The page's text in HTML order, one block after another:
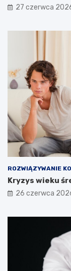
27 czerwca
ROZWIĄZYWANIE
Kryzys wieku
26 czerwca